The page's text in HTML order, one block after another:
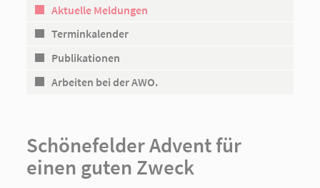
AWO Ortsverein Rheinsberg
Aktuelle Meldungen
Terminkalender
Publikationen
Arbeiten bei der AWO.
Schönefelder Advent für
einen guten Zweck